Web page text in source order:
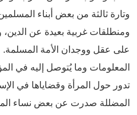
وتارة ثالثة من بعض أبناء
ومنطلقات غربية بعيدة عن
على عقل ووجدان الأمة المسلمة.
المعلومات وما يُتوصل إليه في
تدور حول المرأة وقضاياها في
المضللة صدرت عن بعض نساء